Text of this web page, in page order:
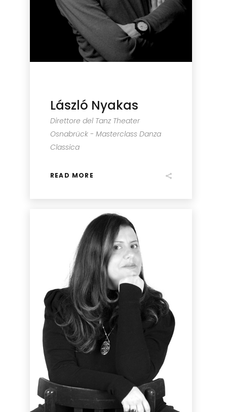
László Nyakas
Direttore del Tanz Theater
Osnabrück - Masterclass Danza
Classica
READ MORE